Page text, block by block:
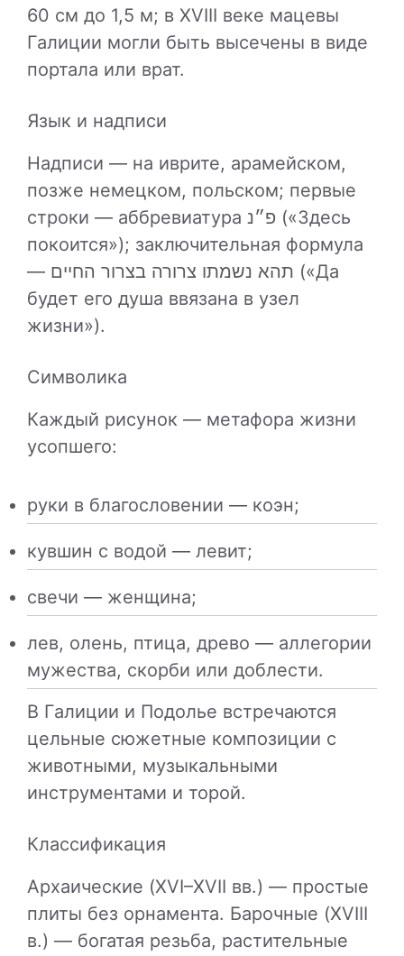
60 см до 1,5 м; в XVIII веке мацевы
Галиции могли быть высечены в виде
портала или врат.
Язык и надписи
Надписи — на иврите, арамейском,
позже немецком, польском; первые
строки — аббревиатура פ״נ («Здесь
покоится»); заключительная формула
— תהא נשמתו צרורה בצרור החיים («Да
будет его душа ввязана в узел
жизни»).
Символика
Каждый рисунок — метафора жизни
усопшего:
руки в благословении — коэн;
кувшин с водой — левит;
свечи — женщина;
лев, олень, птица, древо — аллегории
мужества, скорби или доблести.
В Галиции и Подолье встречаются
цельные сюжетные композиции с
животными, музыкальными
инструментами и торой.
Классификация
Архаические (XVI–XVII вв.) — простые
плиты без орнамента. Барочные (XVIII
в.) — богатая резьба, растительные